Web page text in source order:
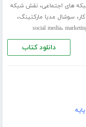
های اجتماعی،نقش شبکه
، سوشال مدیا مارکتینگ،
social media،
دانلود کتاب